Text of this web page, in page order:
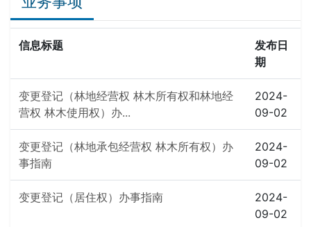
信息标题
发布日
期
变更登记（林地经营权 林木所有权和林地经
营权 林木使用权）办...
2024-
09-02
变更登记（林地承包经营权 林木所有权）办
事指南
2024-
09-02
变更登记（居住权）办事指南
2024-
09-02